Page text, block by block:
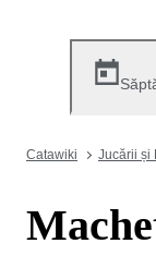
Catawiki Jucării și